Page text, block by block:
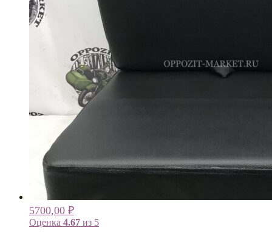
5700,00 ₽
Оценка 4.67 из 5